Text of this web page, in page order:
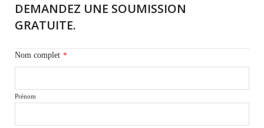
DEMANDEZ UNE SOUMISSION
GRATUITE.
Nom complet *
Prénom